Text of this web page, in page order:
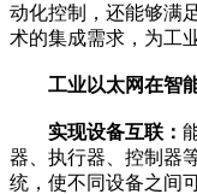
动化控制，还能够满
术的集成需求，为工
工业以太网在智
实现设备互联：
器、执行器、控制器
统，使不同设备之间